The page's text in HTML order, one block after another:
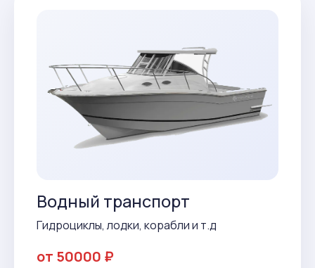
Водный транспорт
Гидроциклы, лодки, корабли и т.д
от 50000 ₽